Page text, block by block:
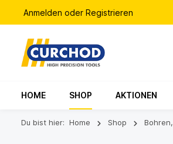
Anmelden oder Registrieren
HOME SHOP AKTIONEN
Du bist hier: Home Shop